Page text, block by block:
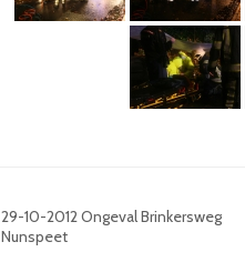
29-10-2012 Ongeval Brinkersweg
Nunspeet